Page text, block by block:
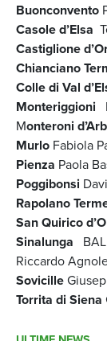
Buonconvento
Casole d’Elsa
Castiglione
Chianciano
Colle di Val
Monteriggioni
Monteroni
Murlo Fabiola
Pienza Paola
Poggibonsi
Rapolano
San Quirico
Sinalunga
Riccardo
Sovicille
Torrita di Siena